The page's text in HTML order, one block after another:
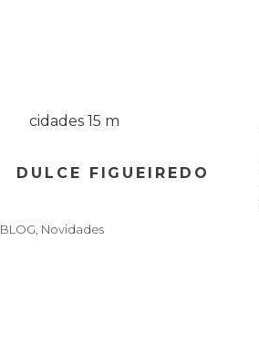
DULCE FIGUEIREDO
BLOG Novidades